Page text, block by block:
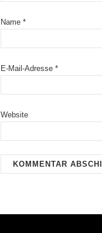
Name *
E-Mail-Adresse *
Website